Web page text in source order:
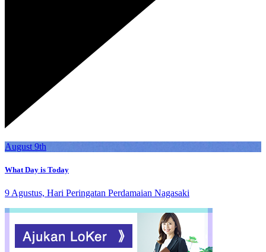
August 9th
What Day is Today
9 Agustus, Hari Peringatan Perdamaian Nagasaki